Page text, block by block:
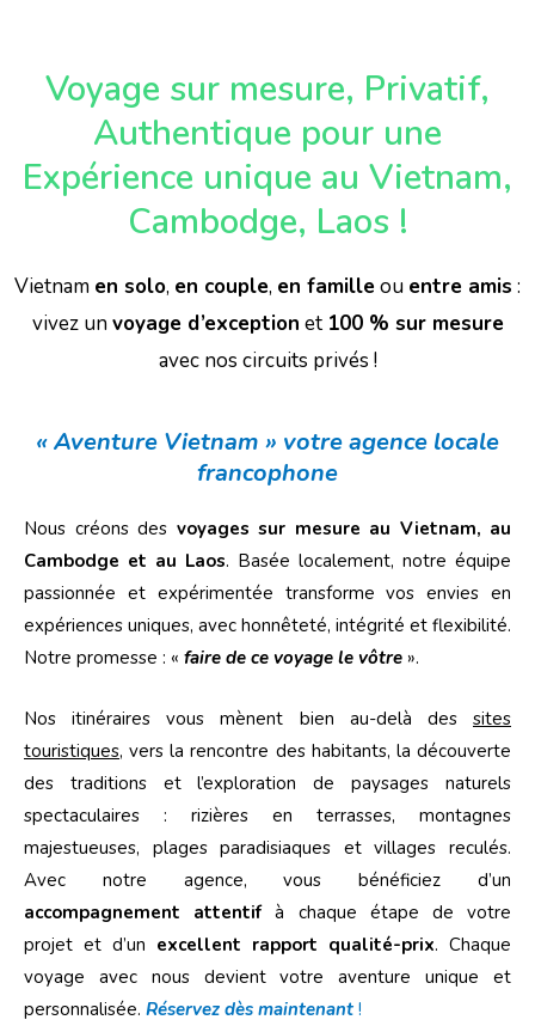
Voyage sur mesure, Privatif,
Authentique pour une
Expérience unique au Vietnam,
Cambodge, Laos !​
Vietnam en solo, en couple, en famille ou entre amis :
vivez unvoyage d’exception et 100 % sur mesure
avec nos circuits privés !
« Aventure Vietnam » votre agence locale
francophone
Nous créons des voyages sur mesure au Vietnam, au
Cambodge et au Laos. Basée localement, notre équipe
passionnée et expérimentée transforme vos envies en
expériences uniques, avec honnêteté, intégrité et flexibilité.
Notre promesse : « faire de ce voyage le vôtre ».
Nos itinéraires vous mènent bien au-delà des sites
touristiques, vers la rencontre des habitants, la découverte
des traditions et l’exploration de paysages naturels
spectaculaires : rizières en terrasses, montagnes
majestueuses, plages paradisiaques et villages reculés.
Avec
notre agence, vous bénéficiez d’un
accompagnement attentifà chaque étape de votre
projet et d’un excellent rapport qualité-prix. Chaque
voyage avec nous devient votre aventure unique et
personnalisée. Réservez dès maintenant !